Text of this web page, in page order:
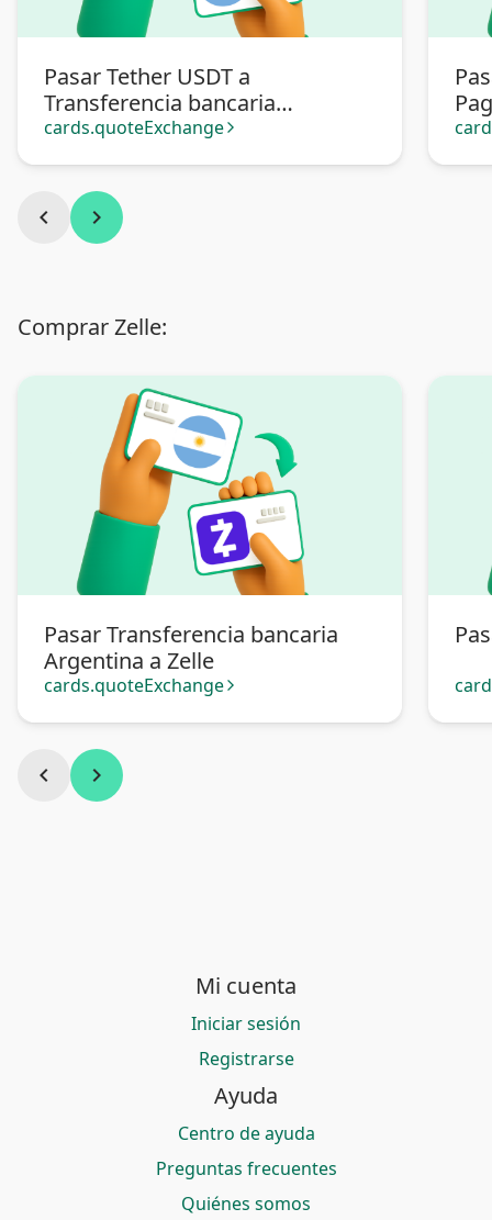
Pasar Tether USDT a
Transferencia bancaria
Argentina
cards.quoteExchange arrow_forward_ios
chevron_left chevron_right
Comprar Zelle:
Pasar Transferencia bancaria
Argentina a Zelle
cards.quoteExchange arrow_forward_ios
chevron_left chevron_right
Mi cuenta
Iniciar sesión
Registrarse
Ayuda
Centro de ayuda
Preguntas frecuentes
Quiénes somos